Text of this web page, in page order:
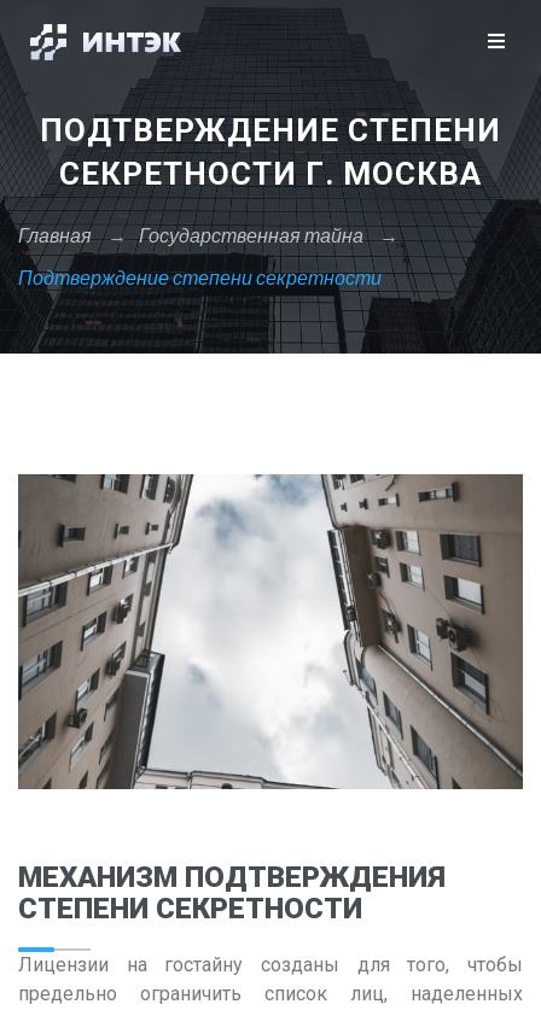
ПОДТВЕРЖДЕНИЕ СТЕПЕНИ
СЕКРЕТНОСТИ Г. МОСКВА
Главная → Государственная тайна →
Подтверждение степени секретности
МЕХАНИЗМ ПОДТВЕРЖДЕНИЯ
СТЕПЕНИ СЕКРЕТНОСТИ
Лицензии на гостайну созданы для того, чтобы
предельно ограничить список лиц, наделенных
Сбросить
Закрыть X
Москва
Санкт-Петербург
А
Архангельск
Астрахань
Б
Барнаул
Белгород
Владивосток
Владикавказ
Владимир
Волгоград
Воронеж
Е
Екатеринбург
И
Ижевск
Иркутск
К
Казань